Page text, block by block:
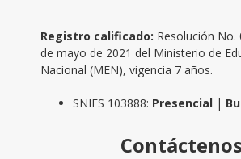
Registro calificado: Resolución No.
de mayo de 2021 del Ministerio de
Nacional (MEN), vigencia 7 años.
SNIES 103888: Presencial |
Contáctenos